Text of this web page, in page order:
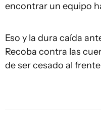
encontrar un equipo
Eso y la dura caída
Recoba contra las
de ser cesado al